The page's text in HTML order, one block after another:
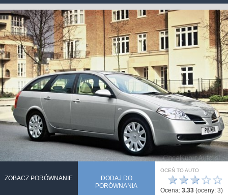
ZOBACZ PORÓWNANIE
DODAJ DO
PORÓWNANIA
OCEŃ TO AUTO
☆
☆
★
★
★
Ocena: 3.33 (oceny: 3)